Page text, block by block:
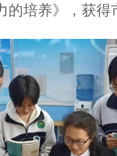
的培养》，获得